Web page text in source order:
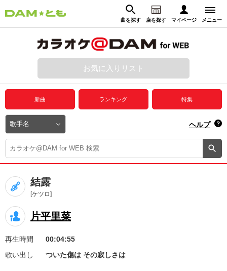
曲を探す 店を探す マイページ メニュー
動画からさがす 録音からさがす
ログイン
プレミアムサービス
DAM★とも動画
DAM★とも録音
カラオケ＠DAM
ユーザー検索
キャンペーン
お知らせ よくあるご質問
お気に入りリスト
新曲 ランキング 特集
ヘルプ
結露
[ケツロ]
片平里菜
再生時間
00:04:55
歌い出し
ついた傷は その寂しさは